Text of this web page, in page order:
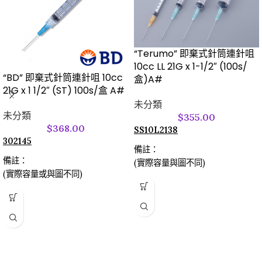
“BD” 即棄式針筒連針咀 10cc
21G x 1 1/2″ (ST) 100s/盒 A#
未分類
$368.00
302145
備註：
(實際容量或與圖不同)
“Terumo” 即棄式針筒連針咀
10cc LL 21G x 1-1/2″ (100s/
盒)A#
未分類
$355.00
SS10L2138
備註：
(實際容量與圖不同)